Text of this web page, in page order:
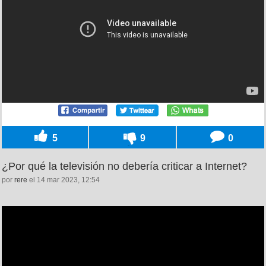
5 9 0
¿Por qué la televisión no debería criticar a Internet?
por rere el 14 mar 2023, 12:54